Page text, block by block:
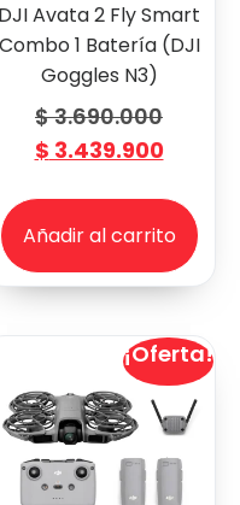
DJI Avata 2 Fly Smart
Combo 1 Batería (DJI
Goggles N3)
$3.690.000
$ 3.439.900
Añadir al carrito
¡Oferta!